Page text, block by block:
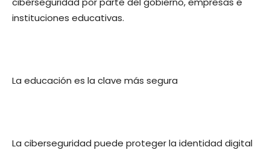
instituciones educativas.
La educación es la clave más segura
La ciberseguridad puede proteger la identidad digital